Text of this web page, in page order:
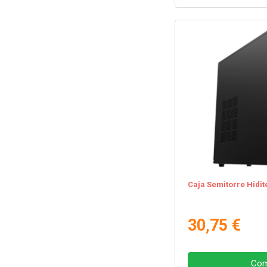
Caja Semitorre
30,75 €